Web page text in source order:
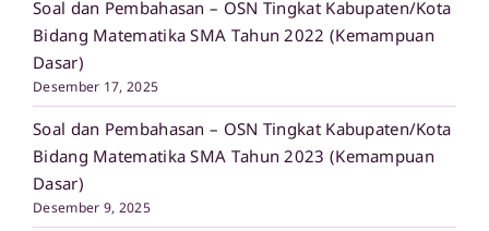
Soal dan Pembahasan – OSN Tingkat Kabupaten/Kota
Bidang Matematika SMA Tahun 2022 (Kemampuan
Dasar)
Desember 17, 2025
Soal dan Pembahasan – OSN Tingkat Kabupaten/Kota
Bidang Matematika SMA Tahun 2023 (Kemampuan
Dasar)
Desember 9, 2025